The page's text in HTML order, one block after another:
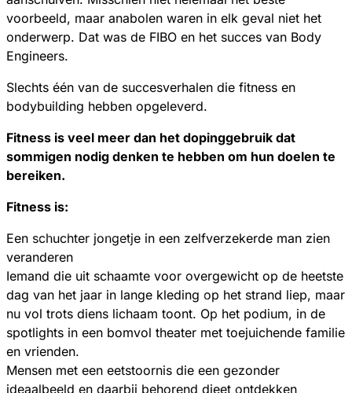
voorbeeld, maar anabolen waren in elk geval niet het
onderwerp. Dat was de FIBO en het succes van Body
Engineers.
Slechts één van de succesverhalen die fitness en
bodybuilding hebben opgeleverd.
Fitness is veel meer dan het dopinggebruik dat
sommigen nodig denken te hebben om hun doelen te
bereiken.
Fitness is:
Een schuchter jongetje in een zelfverzekerde man zien
veranderen
Iemand die uit schaamte voor overgewicht op de heetste
dag van het jaar in lange kleding op het strand liep, maar
nu vol trots diens lichaam toont. Op het podium, in de
spotlights in een bomvol theater met toejuichende familie
en vrienden.
Mensen met een eetstoornis die een gezonder
ideaalbeeld en daarbij behorend dieet ontdekken